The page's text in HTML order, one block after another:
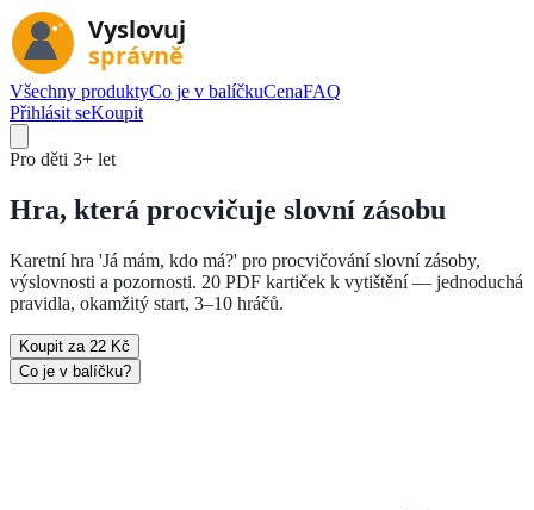
Všechny produktyCo je v balíčkuCenaFAQ
Přihlásit seKoupit
Pro děti 3+ let
Hra, která procvičuje slovní zásobu
Karetní hra 'Já mám, kdo má?' pro procvičování slovní zásoby,
výslovnosti a pozornosti. 20 PDF kartiček k vytištění — jednoduchá
pravidla, okamžitý start, 3–10 hráčů.
Koupit za 22 Kč
Co je v balíčku?